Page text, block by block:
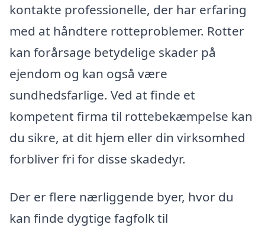
kontakte professionelle, der har erfaring
med at håndtere rotteproblemer. Rotter
kan forårsage betydelige skader på
ejendom og kan også være
sundhedsfarlige. Ved at finde et
kompetent firma til rottebekæmpelse kan
du sikre, at dit hjem eller din virksomhed
forbliver fri for disse skadedyr.
Der er flere nærliggende byer, hvor du
kan finde dygtige fagfolk til